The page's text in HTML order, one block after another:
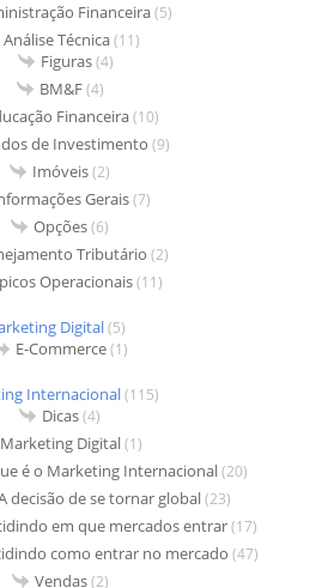
Financeira(5)
Análise Técnica(11)
Figuras(4)
BM&F(4)
Financeira(10)
de Investimento (9)
Imóveis(2)
Gerais(7)
Opções(6)
Tributário (2)
Operacionais(11)
Digital(5)
E-Commerce(1)
Internacional(115)
Dicas(4)
Marketing Digital(1)
é o Marketing Internacional(20)
decisão de se tornar global(23)
em que mercados entrar(17)
como entrar no mercado (47)
Vendas(2)